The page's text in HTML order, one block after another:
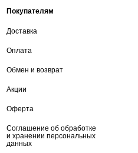
Покупателям
Доставка
Оплата
Обмен и возврат
Акции
Оферта
Соглашение об обработке
и хранении персональных
данных